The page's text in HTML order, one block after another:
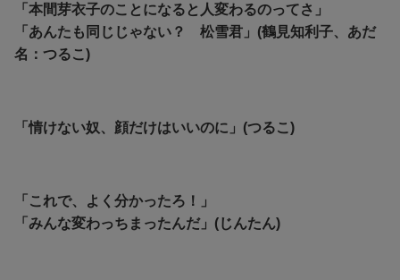
「本間芽衣子のことになると人変わるのってさ」
「 あんたも同じじゃない？ 松雪君」(鶴見知利子、あだ
名：つるこ)
「情けない奴、顔だけはいいのに」(つるこ)
「これで、よく分かったろ！」
「みんな変わっちまったんだ」(じんたん)